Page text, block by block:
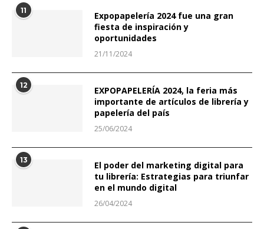
11
Expopapelería 2024 fue una gran
fiesta de inspiración y
oportunidades
21/11/2024
12
EXPOPAPELERÍA 2024, la feria más
importante de artículos de librería y
papelería del país
25/06/2024
13
El poder del marketing digital para
tu librería: Estrategias para triunfar
en el mundo digital
26/04/2024